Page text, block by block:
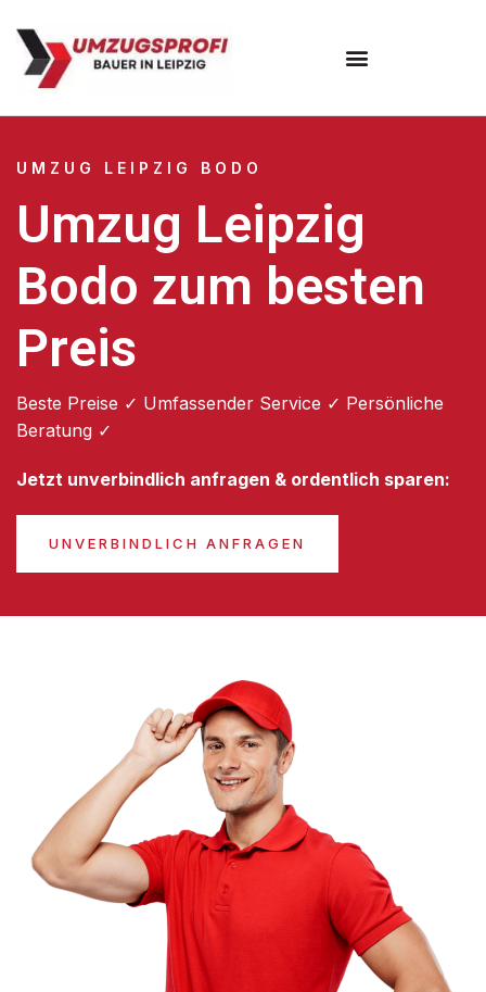
UMZUG LEIPZIG BODO
Umzug Leipzig
Bodo zum besten
Preis
Beste Preise ✓ Umfassender Service ✓ Persönliche
Beratung ✓
Jetzt unverbindlich anfragen & ordentlich sparen:
UNVERBINDLICH ANFRAGEN